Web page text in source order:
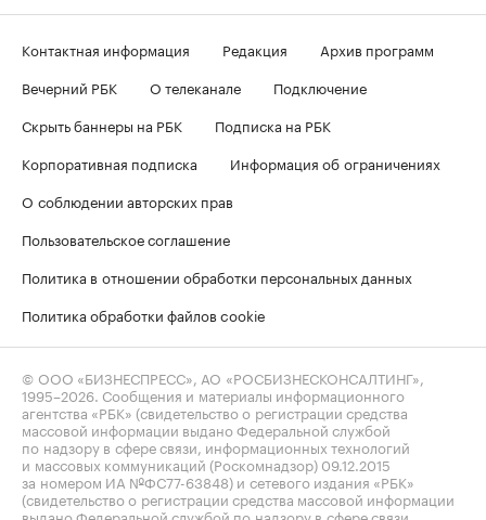
Контактная информация Редакция
Архив программ
Вечерний РБК
О телеканале
Подключение
Скрыть баннеры на РБК
Подписка на РБК
Корпоративная подписка
Информация об ограничениях
О соблюдении авторских прав
Пользовательское соглашение
Политика в отношении обработки персональных данных
Политика обработки файлов cookie
© ООО «БИЗНЕСПРЕСС», АО «РОСБИЗНЕСКОНСАЛТИНГ»,
1995–2026 . Сообщения и материалы информационного
агентства «РБК» (свидетельство о регистрации средства
массовой информации выдано Федеральной службой
по надзору в сфере связи, информационных технологий
и массовых коммуникаций (Роскомнадзор) 09.12.2015
за номером ИА №ФС77-63848) и сетевого издания «РБК»
(свидетельство о регистрации средства массовой информации
выдано Федеральной службой по надзору в сфере связи,